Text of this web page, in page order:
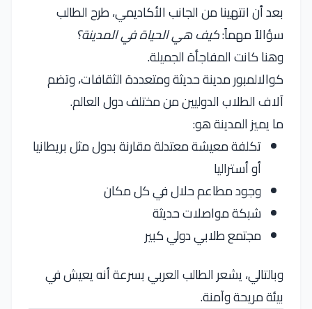
بعد أن انتهينا من الجانب الأكاديمي، طرح الطالب
سؤالاً مهماً:كيف هي الحياة في المدينة؟
وهنا كانت المفاجأة الجميلة.
كوالالمبور مدينة حديثة ومتعددة الثقافات، وتضم
آلاف الطلاب الدوليين من مختلف دول العالم.
ما يميز المدينة هو:
تكلفة معيشة معتدلة مقارنة بدول مثل بريطانيا
أو أستراليا
وجود مطاعم حلال في كل مكان
شبكة مواصلات حديثة
مجتمع طلابي دولي كبير
وبالتالي، يشعر الطالب العربي بسرعة أنه يعيش في
بيئة مريحة وآمنة.